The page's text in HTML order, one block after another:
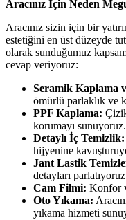
Aracınız İçin Neden
Aracınız sizin için bir
estetiğini en üst düzeyde
olarak sunduğumuz
cevap veriyoruz:
Seramik Kaplama
ömürlü parlaklık ve
PPF Kaplama:
korumayı sunuyoruz.
Detaylı İç Temizlik:
hijyenine
Jant Lastik
detayları
Cam Filmi: Konfor
Oto Yıkama:
yıkama hizmeti